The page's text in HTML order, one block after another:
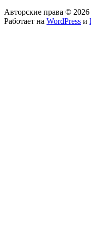
Авторские права © 2026
Работает на WordPress и